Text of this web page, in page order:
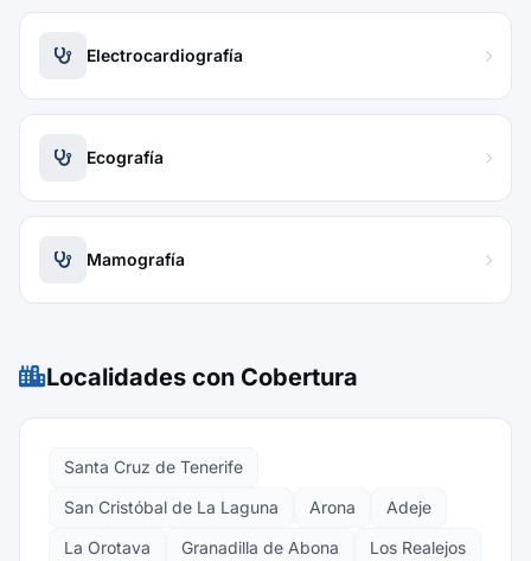
Electrocardiografía
Ecografía
Mamografía
Localidades con Cobertura
Santa Cruz de Tenerife
San Cristóbal de La Laguna
Arona
Adeje
La Orotava
Granadilla de Abona
Los Realejos